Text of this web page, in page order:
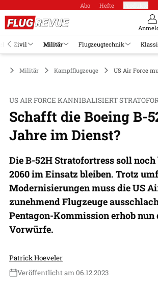
Abo Hefte
Zivil Militär Flugzeugtechnik
Militär Kampfflugzeuge US Air Force
US AIR FORCE KANNIBALISIERT
Schafft die Boeing B-
Jahre im Dienst?
Die B-52H Stratofortress soll
2060 im Einsatz bleiben. Trotz
Modernisierungen muss die US
zunehmend Flugzeuge
Pentagon-Kommission erhob nun
Vorwürfe.
Patrick Hoeveler
Veröffentlicht am 06.12.2023